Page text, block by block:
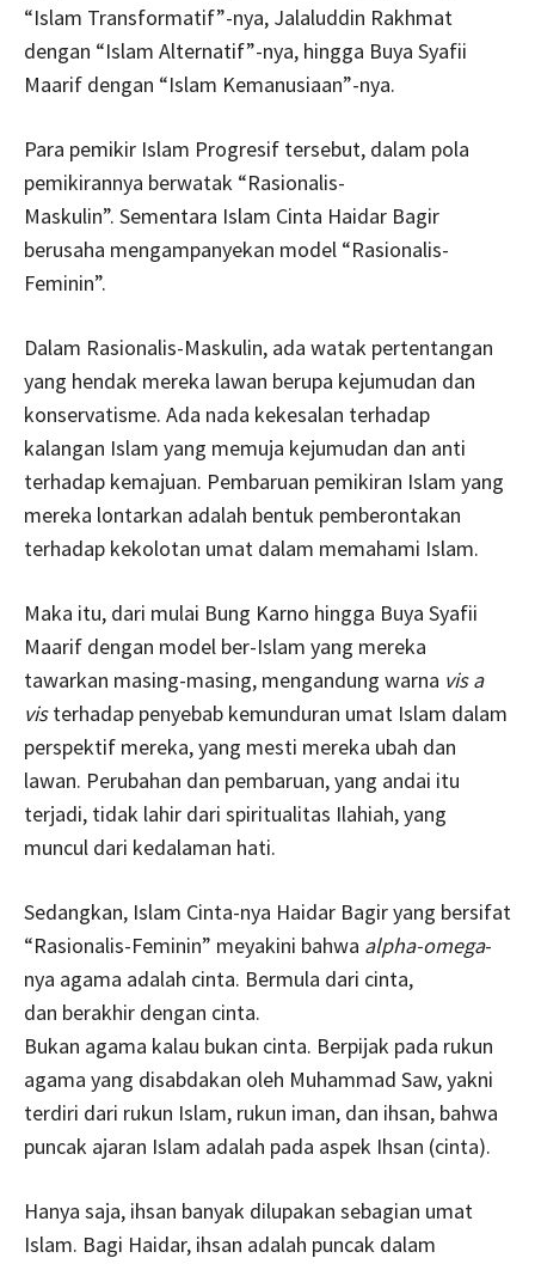
“Islam Transformatif”-nya, Jalaluddin Rakhmat
dengan “Islam Alternatif”-nya, hingga Buya Syafii
Maarif dengan “Islam Kemanusiaan”-nya.
Para pemikir Islam Progresif tersebut, dalam pola
pemikirannya berwatak “Rasionalis-
Maskulin”. Sementara Islam Cinta Haidar Bagir
berusaha mengampanyekan model “Rasionalis-
Feminin”.
Dalam Rasionalis-Maskulin, ada watak pertentangan
yang hendak mereka lawan berupa kejumudan dan
konservatisme. Ada nada kekesalan terhadap
kalangan Islam yang memuja kejumudan dan anti
terhadap kemajuan. Pembaruan pemikiran Islam yang
mereka lontarkan adalah bentuk pemberontakan
terhadap kekolotan umat dalam memahami Islam.
Maka itu, dari mulai Bung Karno hingga Buya Syafii
Maarif dengan model ber-Islam yang mereka
tawarkan masing-masing, mengandung warna vis a
visterhadap penyebab kemunduran umat Islam dalam
perspektif mereka, yang mesti mereka ubah dan
lawan. Perubahan dan pembaruan, yang andai itu
terjadi, tidak lahir dari spiritualitas Ilahiah, yang
muncul dari kedalaman hati.
Sedangkan, Islam Cinta-nya Haidar Bagir yang bersifat
“Rasionalis-Feminin” meyakini bahwa alpha-omega-
nya agama adalah cinta. Bermula dari cinta,
dan berakhir dengan cinta.
Bukan agama kalau bukan cinta. Berpijak pada rukun
agama yang disabdakan oleh Muhammad Saw, yakni
terdiri dari rukun Islam, rukun iman, dan ihsan, bahwa
puncak ajaran Islam adalah pada aspek Ihsan (cinta).
Hanya saja, ihsan banyak dilupakan sebagian umat
Islam. Bagi Haidar, ihsan adalah puncak dalam